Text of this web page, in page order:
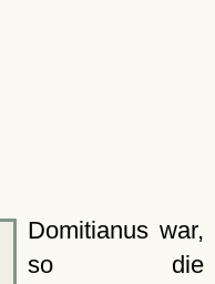
Domitianus war,
so die